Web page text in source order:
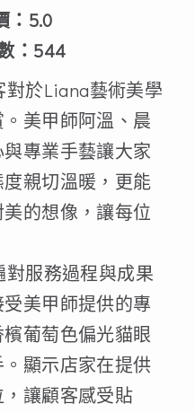
：5.0
：544
對於Liana藝術美學
美甲師阿溫、晨
專業手藝讓大家
親切溫暖，更能
的想像，讓每位
對服務過程與成果
美甲師提供的專
葡萄色偏光貓眼
顯示店家在提供
讓顧客感受貼